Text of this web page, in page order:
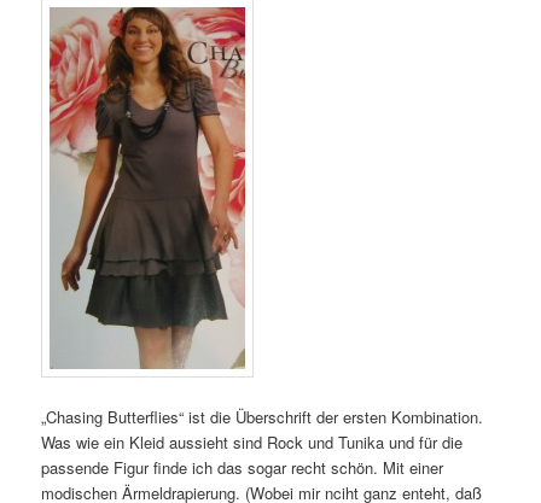
„Chasing Butterflies“ ist die Überschrift der ersten Kombination.
Was wie ein Kleid aussieht sind Rock und Tunika und für die
passende Figur finde ich das sogar recht schön. Mit einer
modischen Ärmeldrapierung. (Wobei mir nciht ganz enteht, daß